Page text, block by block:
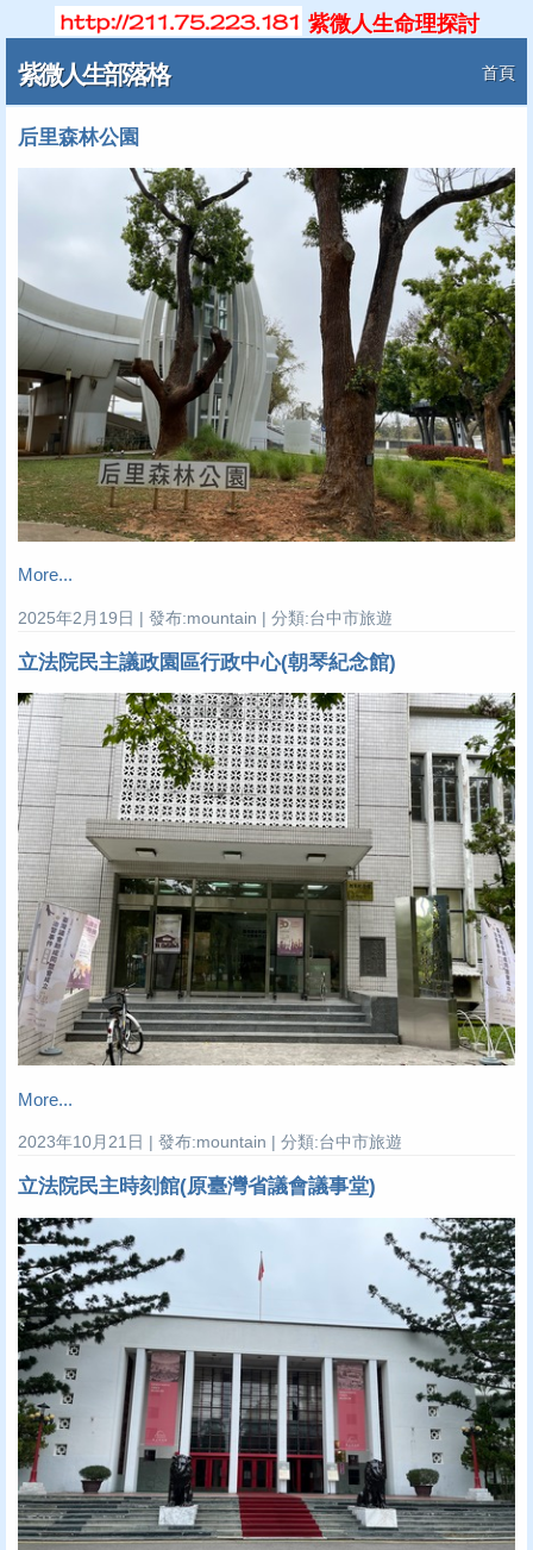
紫微人生命理探討
紫微人生部落格 首頁
后里森林公園
More...
2025年2月19日 | 發布:mountain | 分類:台中市旅遊
立法院民主議政園區行政中心(朝琴紀念館)
More...
2023年10月21日 | 發布:mountain | 分類:台中市旅遊
立法院民主時刻館(原臺灣省議會議事堂)